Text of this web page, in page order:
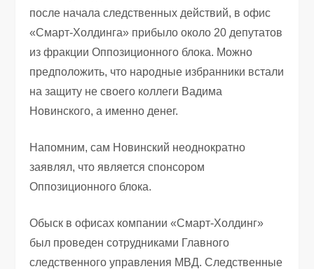
после начала следственных действий, в офис
«Смарт-Холдинга» прибыло около 20 депутатов
из фракции Оппозиционного блока. Можно
предположить, что народные избранники встали
на защиту не своего коллеги Вадима
Новинского, а именно денег.
Напомним, сам Новинский неоднократно
заявлял, что является спонсором
Оппозиционного блока.
Обыск в офисах компании «Смарт-Холдинг»
был проведен сотрудниками Главного
следственного управления МВД. Следственные